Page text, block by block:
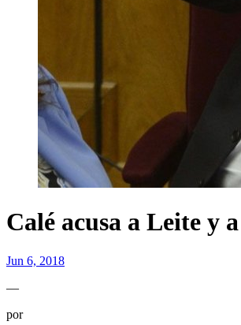
Calé acusa a Leite
Jun 6, 2018
—
por